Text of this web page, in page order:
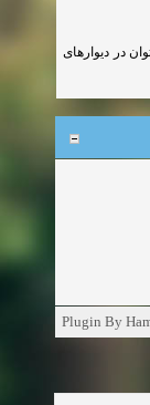
ملات را میتوان در دیوارهای
Plugin By